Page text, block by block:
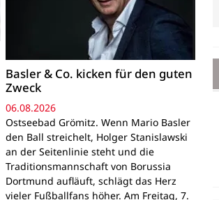
Basler & Co. kicken für den guten
Zweck
06.08.2026
Ostseebad Grömitz. Wenn Mario Basler
den Ball streichelt, Holger Stanislawski
an der Seitenlinie steht und die
Traditionsmannschaft von Borussia
Dortmund aufläuft, schlägt das Herz
vieler Fußballfans höher. Am Freitag, 7.